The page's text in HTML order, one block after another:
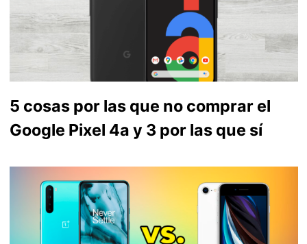
5 cosas por las que no comprar el
Google Pixel 4a y 3 por las que sí